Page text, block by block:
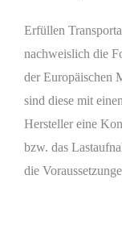
Erfüllen
nachweislich die
der Europäischen
sind diese mit
Hersteller eine
bzw. das
die